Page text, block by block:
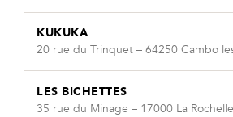
KUKUKA
20 rue du Trinquet – 64250 Cambo
LES BICHETTES
35 rue du Minage – 17000 La Rochelle